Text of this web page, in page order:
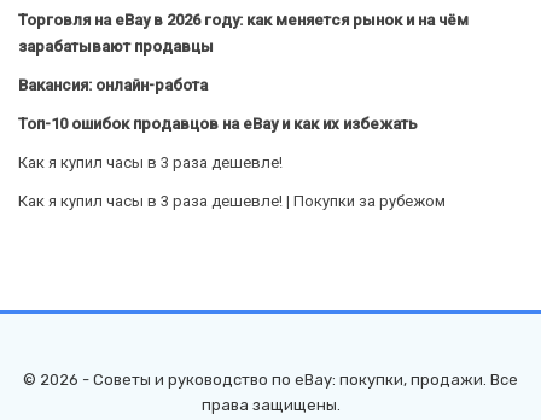
Торговля на eBay в 2026 году: как меняется рынок и на чём
зарабатывают продавцы
Вакансия: онлайн-работа
Топ-10 ошибок продавцов на eBay и как их избежать
Как я купил часы в 3 раза дешевле!
Как я купил часы в 3 раза дешевле! | Покупки за рубежом
© 2026 - Советы и руководство по eBay: покупки, продажи. Все
права защищены.